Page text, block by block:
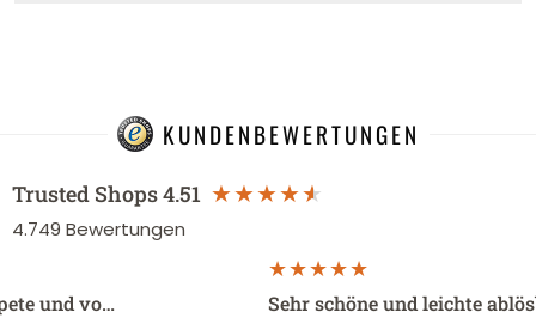
KUNDENBEWERTUNGEN
Trusted Shops4.51
4.749 Bewertungen
und vo… Sehr schöne und leichte